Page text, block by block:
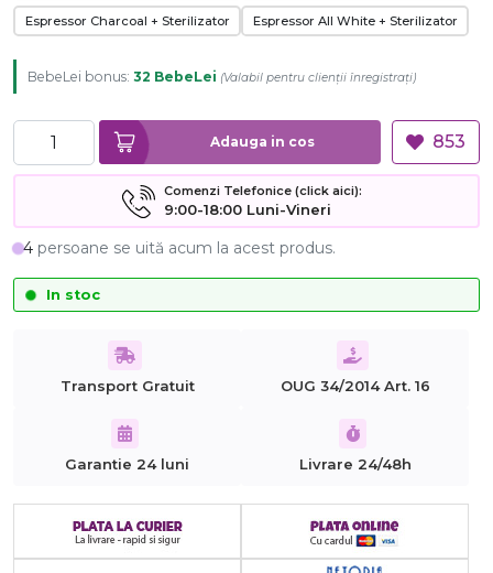
Espressor Charcoal + Sterilizator Espressor All White + Sterilizator
BebeLei bonus: 32 BebeLei (Valabil pentru clienții înregistrați)
Adauga in cos 853
Comenzi Telefonice (click aici):
9:00-18:00 Luni-Vineri
4 persoane se uită acum la acest produs.
In stoc
Transport Gratuit OUG 34/2014 Art. 16
Garantie 24 luni Livrare 24/48h